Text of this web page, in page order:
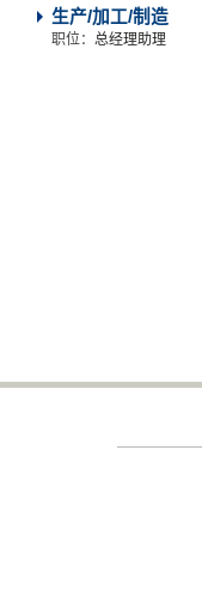
生产/加工/制造
职位： 总经理助理